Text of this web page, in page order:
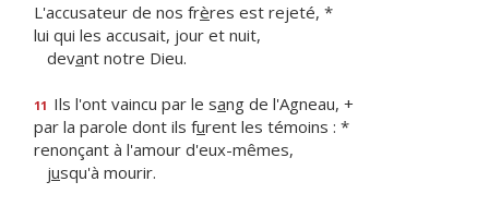
L'accusateur de nos frères est rejeté, *
lui qui les accusait, jour et nuit,
devant notre Dieu.
11 Ils l'ont vaincu par le sang de l'Agneau, +
par la parole dont ils furent les témoins : *
renonçant à l'amour d'eux-mêmes,
jusqu'à mourir.